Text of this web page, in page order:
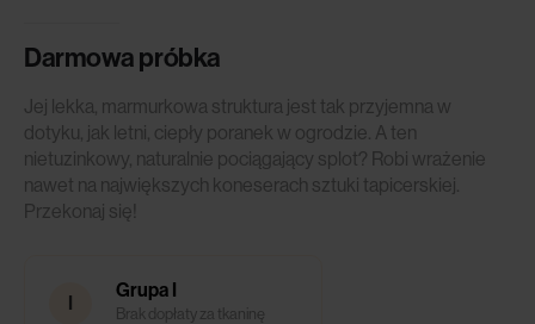
Darmowa próbka
Jej lekka, marmurkowa struktura jest tak przyjemna w
dotyku, jak letni, ciepły poranek w ogrodzie. A ten
nietuzinkowy, naturalnie pociągający splot? Robi wrażenie
nawet na największych koneserach sztuki tapicerskiej.
Przekonaj się!
I
Grupa I
Brak dopłaty za tkaninę